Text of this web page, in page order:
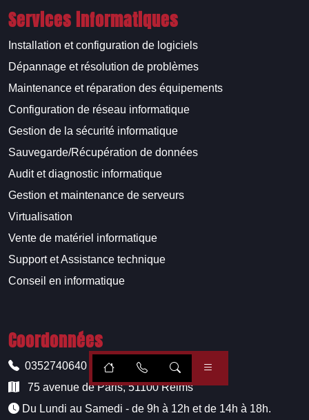
Services informatiques
Installation et configuration de logiciels
Dépannage et résolution de problèmes
Maintenance et réparation des équipements
Configuration de réseau informatique
Gestion de la sécurité informatique
Sauvegarde/Récupération de données
Audit et diagnostic informatique
Gestion et maintenance de serveurs
Virtualisation
Vente de matériel informatique
Support et Assistance technique
Conseil en informatique
Coordonnées
0352740640
75 avenue de Paris, 51100 Reims
Du Lundi au Samedi - de 9h à 12h et de 14h à 18h.